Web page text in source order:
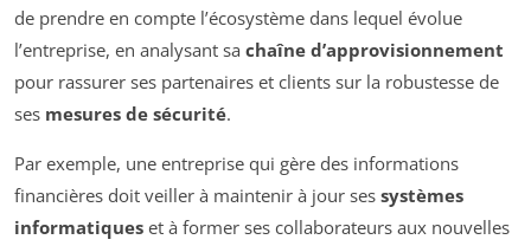
de prendre en compte l’écosystème dans lequel évolue
l’entreprise, en analysant sa chaîne d’approvisionnement
pour rassurer ses partenaires et clients sur la robustesse de
ses mesures de sécurité.
Par exemple, une entreprise qui gère des informations
financières doit veiller à maintenir à jour ses systèmes
informatiques et à former ses collaborateurs aux nouvelles